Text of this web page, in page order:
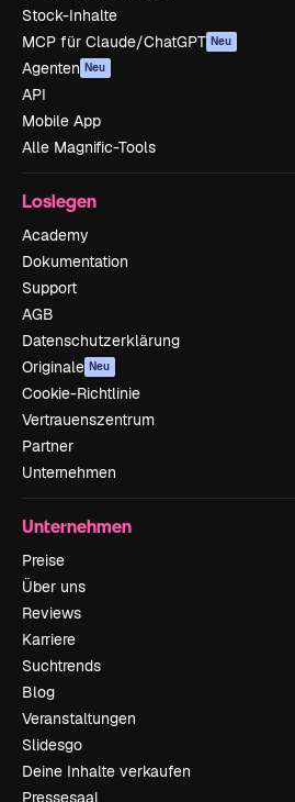
Stock-Inhalte
MCP für Claude/ChatGPT Neu
Agenten Neu
API
Mobile App
Alle Magnific-Tools
Loslegen
Academy
Dokumentation
Support
AGB
Datenschutzerklärung
Originale Neu
Cookie-Richtlinie
Vertrauenszentrum
Partner
Unternehmen
Unternehmen
Preise
Über uns
Reviews
Karriere
Suchtrends
Blog
Veranstaltungen
Slidesgo
Deine Inhalte verkaufen
Pressesaal